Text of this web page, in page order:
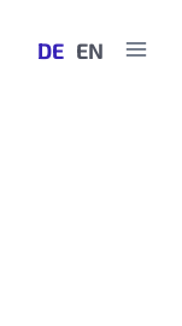
DE EN